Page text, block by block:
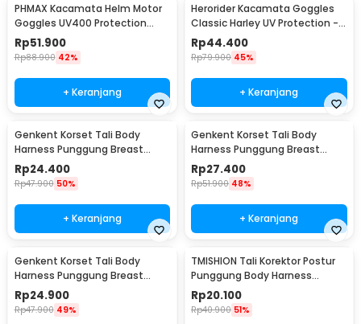
PHMAX Kacamata Helm Motor
Goggles UV400 Protection
Windproof - A4
Rp51.900
Rp88.900 42%
+ Keranjang
Herorider Kacamata Goggles
Classic Harley UV Protection -
812
Rp44.400
Rp79.900 45%
+ Keranjang
Genkent Korset Tali Body
Harness Punggung Breast
Support S - BBJ-16
Rp24.400
Rp47.900 50%
+ Keranjang
Genkent Korset Tali Body
Harness Punggung Breast
Support M - BBJ-16
Rp27.400
Rp51.900 48%
+ Keranjang
Genkent Korset Tali Body
Harness Punggung Breast
Support L - BBJ-16
Rp24.900
Rp47.900 49%
TMISHION Tali Korektor Postur
Punggung Body Harness
Posture Corrector - BBJ-16
Rp20.100
Rp40.900 51%